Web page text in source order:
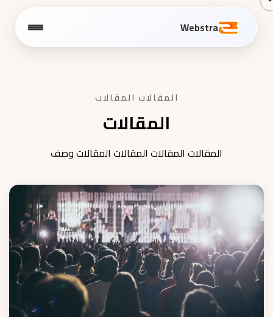
Webstra
المقالات المقالات
المقالات
المقالات المقالات المقالات المقالات وصف